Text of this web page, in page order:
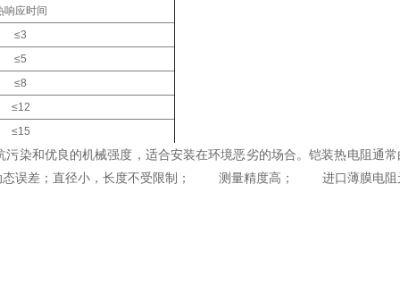
响应时间
≤3
≤5
≤8
≤12
≤15
染和优良的机械强度，适合安装在环境恶劣的场合。铠装热电阻通常
动态误差；直径小，长度不受限制； 测量精度高； 进口薄膜电阻